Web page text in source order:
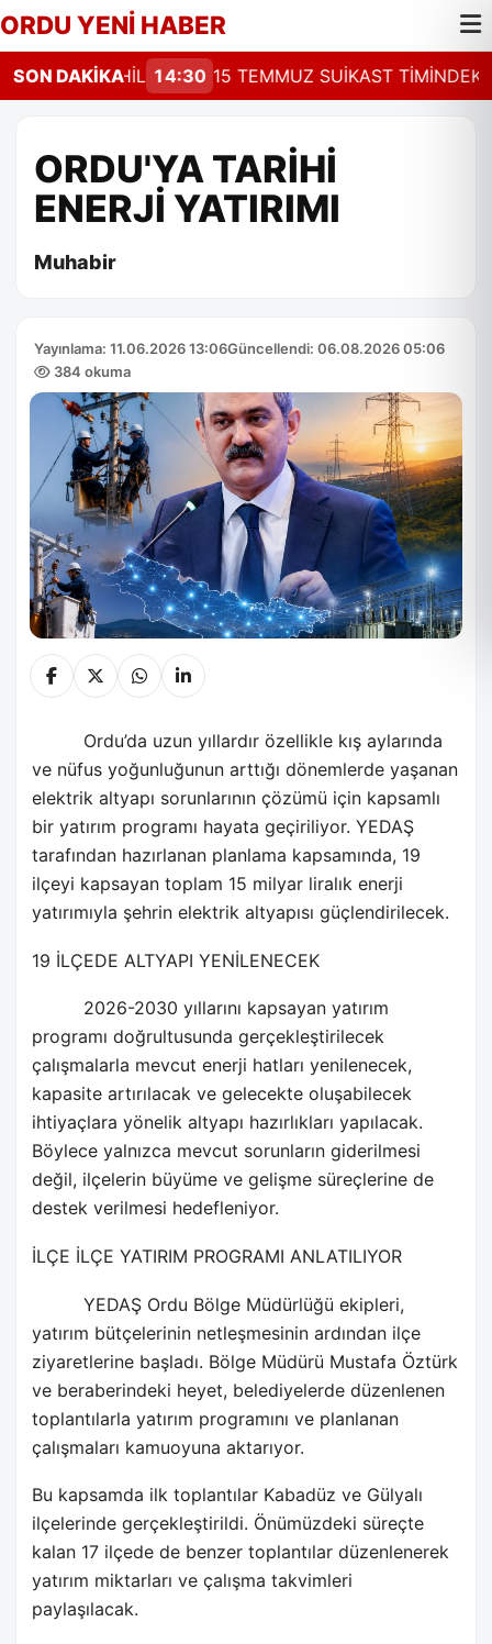
ORDU YENİ HABER
SON DAKİKA
SAHİL 14:30 15 TEMMUZ SUİKAST TİMİNDEKİ
ORDU'YA TARİHİ
ENERJİ YATIRIMI
Muhabir
Yayınlama: 11.06.2026 13:06Güncellendi: 06.08.2026 05:06
384 okuma
Ordu’da uzun yıllardır özellikle kış aylarında
ve nüfus yoğunluğunun arttığı dönemlerde yaşanan
elektrik altyapı sorunlarının çözümü için kapsamlı
bir yatırım programı hayata geçiriliyor. YEDAŞ
tarafından hazırlanan planlama kapsamında, 19
ilçeyi kapsayan toplam 15 milyar liralık enerji
yatırımıyla şehrin elektrik altyapısı güçlendirilecek.
19 İLÇEDE ALTYAPI YENİLENECEK
2026-2030 yıllarını kapsayan yatırım
programı doğrultusunda gerçekleştirilecek
çalışmalarla mevcut enerji hatları yenilenecek,
kapasite artırılacak ve gelecekte oluşabilecek
ihtiyaçlara yönelik altyapı hazırlıkları yapılacak.
Böylece yalnızca mevcut sorunların giderilmesi
değil, ilçelerin büyüme ve gelişme süreçlerine de
destek verilmesi hedefleniyor.
İLÇE İLÇE YATIRIM PROGRAMI ANLATILIYOR
YEDAŞ Ordu Bölge Müdürlüğü ekipleri,
yatırım bütçelerinin netleşmesinin ardından ilçe
ziyaretlerine başladı. Bölge Müdürü Mustafa Öztürk
ve beraberindeki heyet, belediyelerde düzenlenen
toplantılarla yatırım programını ve planlanan
çalışmaları kamuoyuna aktarıyor.
Bu kapsamda ilk toplantılar Kabadüz ve Gülyalı
ilçelerinde gerçekleştirildi. Önümüzdeki süreçte
kalan 17 ilçede de benzer toplantılar düzenlenerek
yatırım miktarları ve çalışma takvimleri
paylaşılacak.